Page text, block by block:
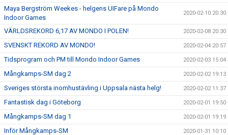
Maya Bergström Weekes - helgens UIFare på Mondo
Indoor Games
2020-02-10 20:30
VÄRLDSREKORD 6,17 AV MONDO I POLEN! 2020-02-08 20:30
SVENSKT REKORD AV MONDO! 2020-02-04 20:57
Tidsprogram och PM till Mondo Indoor Games 2020-02-03 15:04
Mångkamps-SM dag 2 2020-02-02 19:13
Sveriges största inomhustävling i Uppsala nästa helg! 2020-02-02 11:37
Fantastisk dag i Göteborg 2020-02-01 19:50
Mångkamps-SM dag 1 2020-02-01 19:19
Inför Mångkamps-SM 2020-01-31 10:10